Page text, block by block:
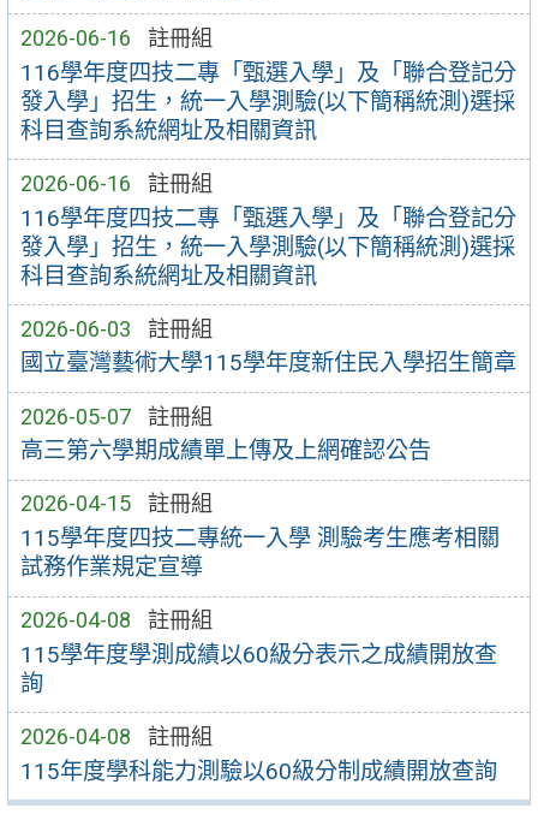
2026-06-16 註冊組
116學年度四技二專「甄選入學」及「聯合登記分
發入學」招生，統一入學測驗(以下簡稱統測)選採
科目查詢系統網址及相關資訊
2026-06-16 註冊組
116學年度四技二專「甄選入學」及「聯合登記分
發入學」招生，統一入學測驗(以下簡稱統測)選採
科目查詢系統網址及相關資訊
2026-06-03 註冊組
國立臺灣藝術大學115學年度新住民入學招生簡章
2026-05-07 註冊組
高三第六學期成績單上傳及上網確認公告
2026-04-15 註冊組
115學年度四技二專統一入學 測驗考生應考相關
試務作業規定宣導
2026-04-08 註冊組
115學年度學測成績以60級分表示之成績開放查
詢
2026-04-08 註冊組
115年度學科能力測驗以60級分制成績開放查詢